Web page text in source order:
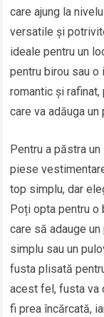
care ajung la
versatile și
ideale pentru un
pentru birou sau o
romantic și
care va adăuga
Pentru a păstra
piese
top simplu, dar
Poți opta pentru
care să adauge
simplu sau un
fusta plisată
acest fel, fusta va
fi prea încărcată,